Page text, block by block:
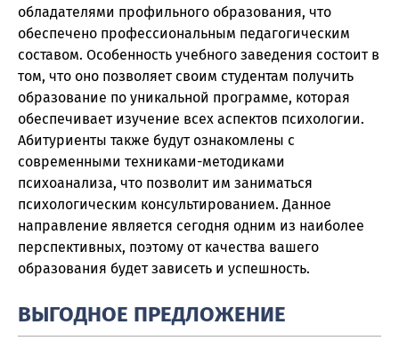
обладателями профильного образования, что
обеспечено профессиональным педагогическим
составом. Особенность учебного заведения состоит в
том, что оно позволяет своим студентам получить
образование по уникальной программе, которая
обеспечивает изучение всех аспектов психологии.
Абитуриенты также будут ознакомлены с
современными техниками-методиками
психоанализа, что позволит им заниматься
психологическим консультированием. Данное
направление является сегодня одним из наиболее
перспективных, поэтому от качества вашего
образования будет зависеть и успешность.
ВЫГОДНОЕ ПРЕДЛОЖЕНИЕ